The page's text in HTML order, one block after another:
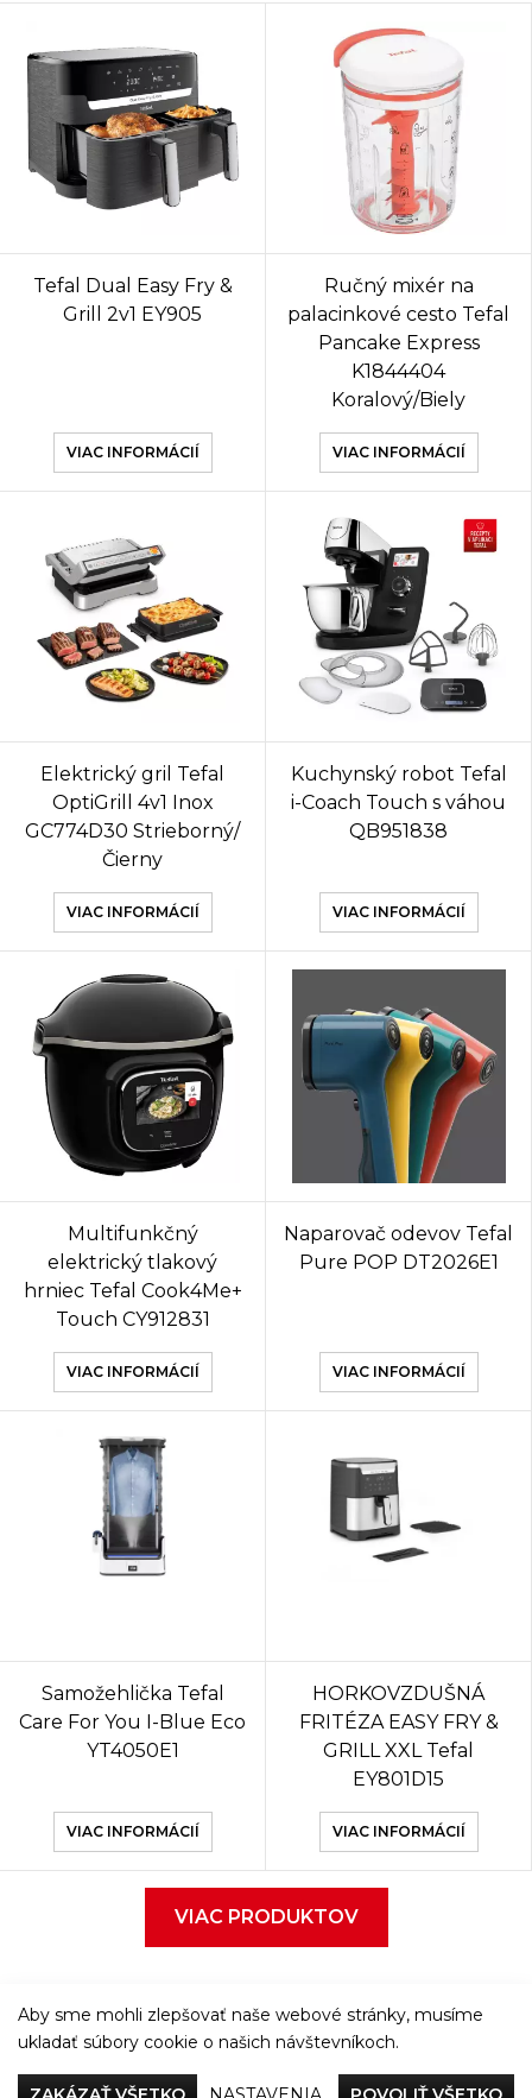
Tefal Dual Easy Fry &
Grill 2v1 EY905
VIAC INFORMÁCIÍ
Ručný mixér na
palacinkové cesto Tefal
Pancake Express
K1844404
Koralový/Biely
VIAC INFORMÁCIÍ
Elektrický gril Tefal
OptiGrill 4v1 Inox
GC774D30 Strieborný/
Čierny
VIAC INFORMÁCIÍ
Kuchynský robot Tefal
i-Coach Touch s váhou
QB951838
VIAC INFORMÁCIÍ
Multifunkčný
elektrický tlakový
hrniec Tefal Cook4Me+
Touch CY912831
VIAC INFORMÁCIÍ
Naparovač odevov Tefal
Pure POP DT2026E1
VIAC INFORMÁCIÍ
Samožehlička Tefal
Care For You I-Blue Eco
YT4050E1
VIAC INFORMÁCIÍ
HORKOVZDUŠNÁ
FRITÉZA EASY FRY &
GRILL XXL Tefal
EY801D15
VIAC INFORMÁCIÍ
VIAC PRODUKTOV
Večeriame společne
Aby sme mohli zlepšovať naše webové stránky, musíme
ukladať súbory cookie o našich návštevníkoch.